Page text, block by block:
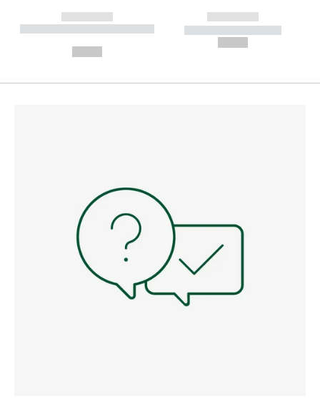
------------
----------- ----------- --------
------------
----------- -----------